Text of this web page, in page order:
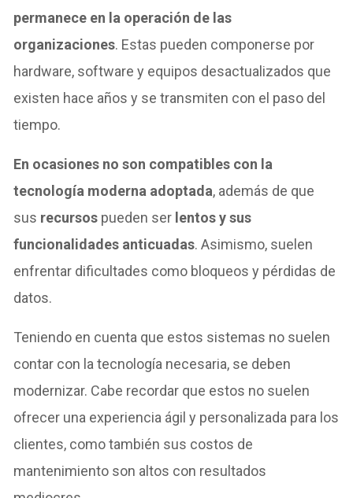
permanece en la operación de las
organizaciones. Estas pueden componerse por
hardware, software y equipos desactualizados que
existen hace años y se transmiten con el paso del
tiempo.
En ocasiones no son compatibles con la
tecnología moderna adoptada, además de que
sus recursos pueden ser lentos y sus
funcionalidades anticuadas. Asimismo, suelen
enfrentar dificultades como bloqueos y pérdidas de
datos.
Teniendo en cuenta que estos sistemas no suelen
contar con la tecnología necesaria, se deben
modernizar. Cabe recordar que estos no suelen
ofrecer una experiencia ágil y personalizada para los
clientes, como también sus costos de
mantenimiento son altos con resultados